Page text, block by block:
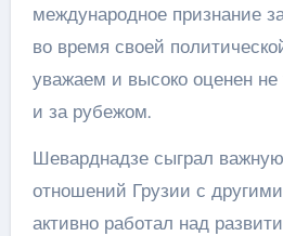
международное признание
во время своей
уважаем и высоко оценен не
и за рубежом.
Шеварднадзе сыграл
отношений Грузии с
активно работал над